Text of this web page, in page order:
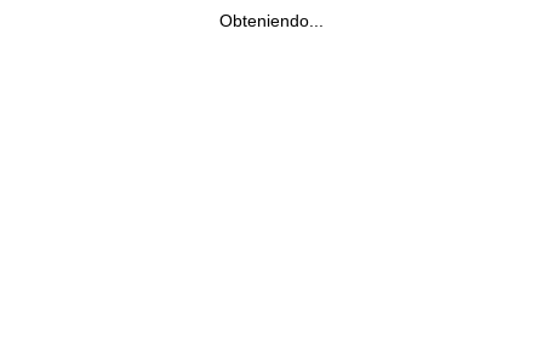
Obteniendo...